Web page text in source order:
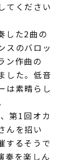
てください
した2曲の
スのバロッ
ン作曲の
した。低音
は素晴らし
第1回オカ
んを招い
するそうで
奏を楽しん